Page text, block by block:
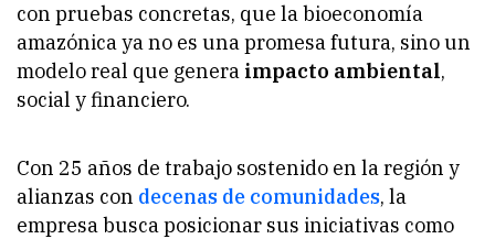
con pruebas concretas, que la bioeconomía
amazónica ya no es una promesa futura, sino un
modelo real que genera impacto ambiental,
social y financiero.
Con 25 años de trabajo sostenido en la región y
alianzas con decenas de comunidades, la
empresa busca posicionar sus iniciativas como